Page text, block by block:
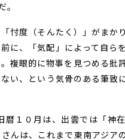
忖度（そんたく）」がまか
、「気配」によって自らを
複眼的に物事を見つめる批
い、という気骨のある筆致
１０月は、出雲では「神在
んは、これまで東南アジア